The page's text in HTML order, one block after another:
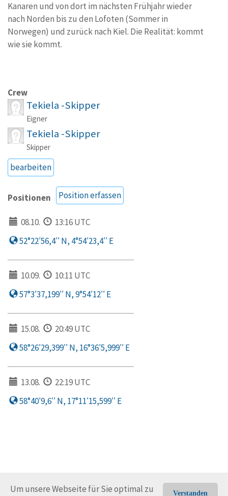
Verstanden
Um unsere Webseite für Sie optimal zu
Kanaren und von dort im nächsten Frühjahr wieder
nach Norden bis zu den Lofoten (Sommer in
Norwegen) und zurück nach Kiel. Die Realität: kommt
wie sie kommt.
Crew
Tekiela -Skipper
Eigner
Tekiela -Skipper
Skipper
bearbeiten
Positionen Position erfassen
08.10.
13:16 UTC
52°22′56,4′′ N, 4°54′23,4′′ E
10.09.
10:11 UTC
57°3′37,199′′ N, 9°54′12′′ E
15.08.
20:49 UTC
58°26′29,399′′ N, 16°36′5,999′′ E
13.08.
22:19 UTC
58°40′9,6′′ N, 17°11′15,599′′ E